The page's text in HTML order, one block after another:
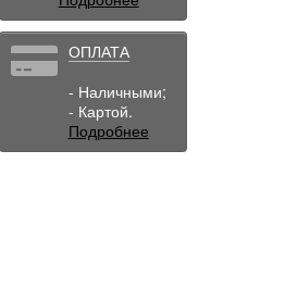
ОПЛАТА
- Наличными;
- Картой.
Подробнее